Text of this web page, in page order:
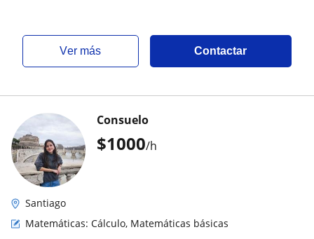
ver más Contactar
$1000/h
Consuelo
Santiago
Matemáticas: Cálculo, Matemáticas básicas